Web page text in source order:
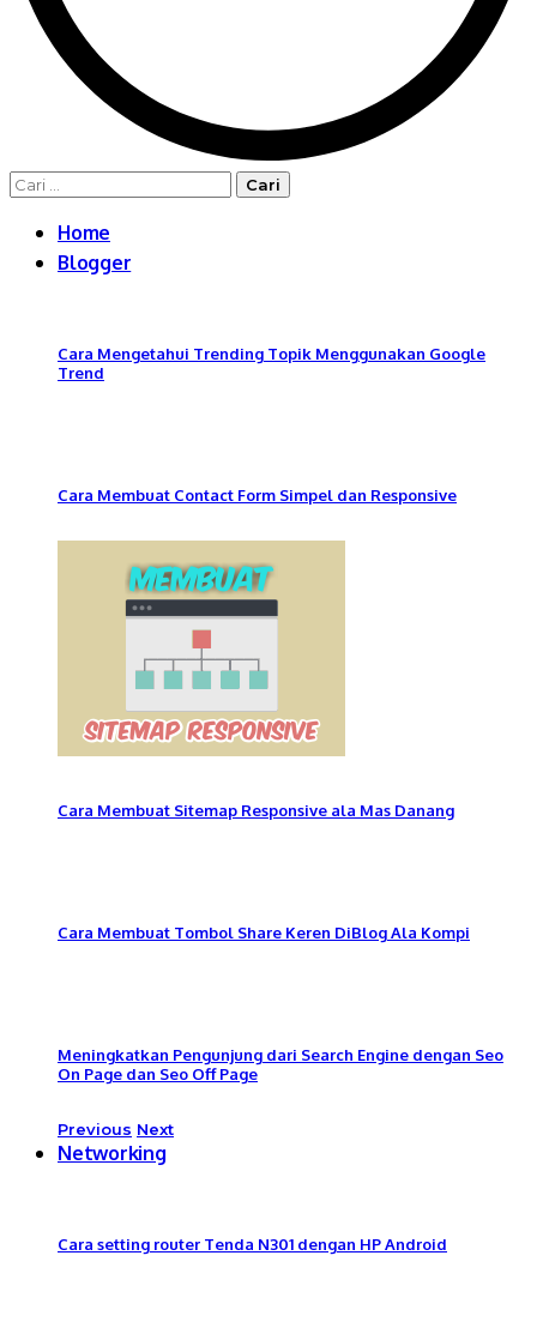
Cari
Home
Blogger
Cara Mengetahui Trending Topik Menggunakan Google
Trend
Cara Membuat Contact Form Simpel dan Responsive
Cara Membuat Sitemap Responsive ala Mas Danang
Cara Membuat Tombol Share Keren DiBlog Ala Kompi
Meningkatkan Pengunjung dari Search Engine dengan Seo
On Page dan Seo Off Page
Previous Next
Networking
Cara setting router Tenda N301 dengan HP Android